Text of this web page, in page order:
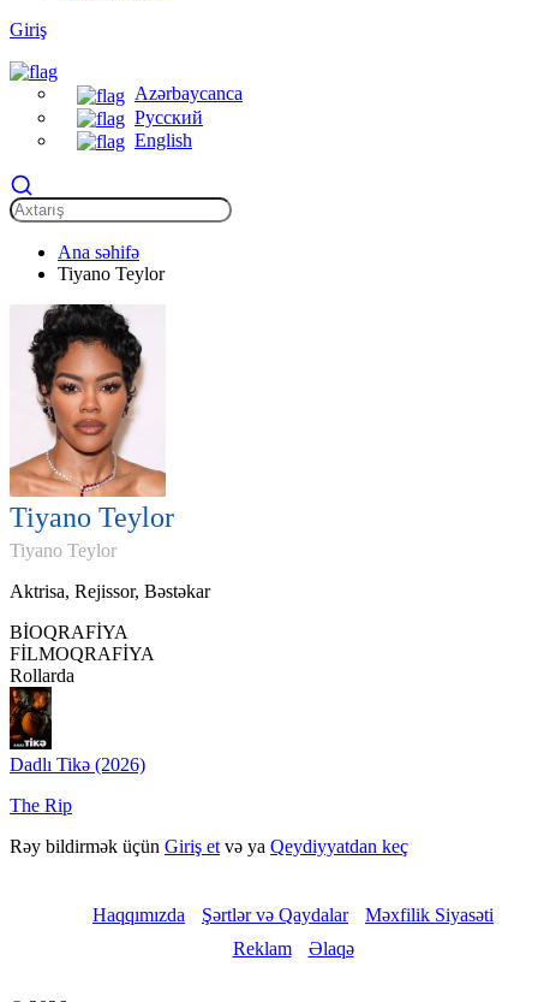
Giriş
Azərbaycanca
Русский
English
Ana səhifə
Tiyano Teylor
Tiyano Teylor
Tiyano Teylor
Aktrisa, Rejissor, Bəstəkar
BİOQRAFİYA
FİLMOQRAFİYA
Rollarda
Dadlı Tikə (2026)
The Rip
Rəy bildirmək üçün Giriş et və ya Qeydiyyatdan keç
Haqqımızda Şərtlər və Qaydalar
Məxfilik Siyasəti
Reklam
Əlaqə